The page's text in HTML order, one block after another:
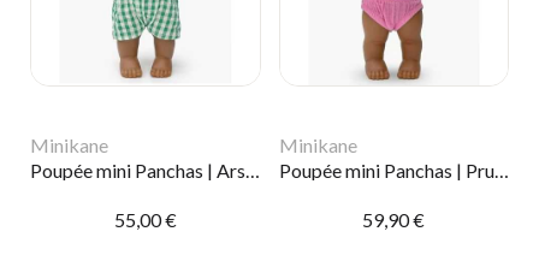
Minikane
55,00 €
Minikane
Poupée mini Panchas | Prunelle à la plage
59,90 €